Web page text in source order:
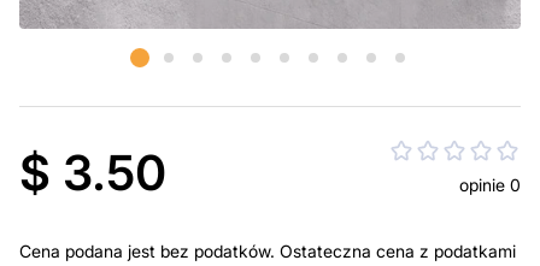
$ 3.50 opinie 0
Cena podana jest bez podatków. Ostateczna cena z podatkami